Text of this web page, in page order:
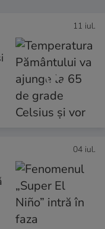
11 iul.
04 iul.